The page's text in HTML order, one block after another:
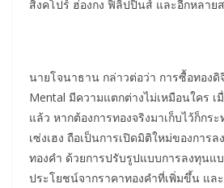
สิงคโปร์ ฮ่องกง ฟิลิปปินส์ และอีกหลาย
นายโจนาธาน กล่าวต่อว่า การซื้อทองดิ
Mental มีความแตกต่างไม่เหมือนใคร เ
แล้ว หากต้องการทองจริงมาเก็บไว้ก็กร
เซ่งเฮง ถือเป็นการเปิดมิติใหม่ของการ
ทองคำ ด้วยการปรับรูปแบบการลงทุนแ
ประโยชน์จากราคาทองคำที่เพิ่มขึ้น แล